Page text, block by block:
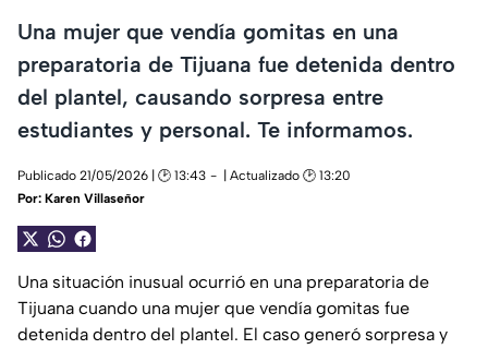
Una mujer que vendía gomitas en una
preparatoria de Tijuana fue detenida dentro
del plantel, causando sorpresa entre
estudiantes y personal. Te informamos.
Publicado 21/05/2026 | 🕑 13:43
| Actualizado 🕑 13:20
Por: Karen Villaseñor
Una situación inusual ocurrió en una preparatoria de
Tijuana cuando una mujer que vendía gomitas fue
detenida dentro del plantel. El caso generó sorpresa y